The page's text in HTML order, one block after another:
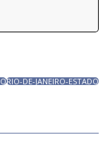
RIO-DE-JANEIRO-ESTADO